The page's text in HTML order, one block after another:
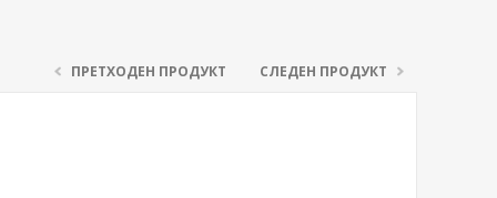
ПРЕТХОДЕН ПРОДУКТ СЛЕДЕН ПРОДУКТ